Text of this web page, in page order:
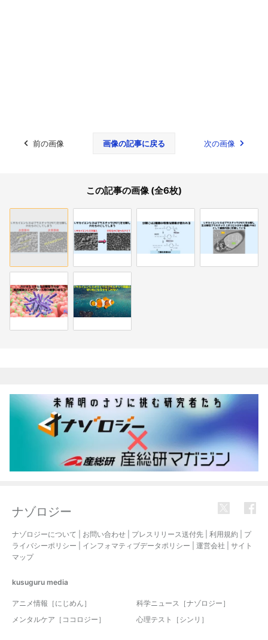
前の画像 画像の記事に戻る 次の画像
この記事の画像 (全6枚)
ナゾロジー
ナゾロジーについて お問い合わせ プレスリリース送付先 利用規約
プ
ライバシーポリシー
インフォマティブデータポリシー 運営会社
サイト
マップ
kusuguru media
アニメ情報［にじめん］
科学ニュース［ナゾロジー］
メンタルケア［ココロジー］
心理テスト［シンリ］